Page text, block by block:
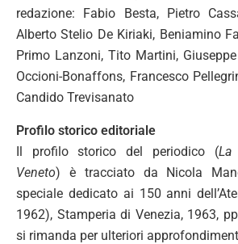
redazione: Fabio Besta, Pietro
Alberto Stelio De Kiriaki, Beniamino
Primo Lanzoni, Tito Martini,
Occioni-Bonaffons, Francesco
Candido Trevisanato
Profilo storico editoriale
Il profilo storico del periodico (La
Veneto) è tracciato da Nicola
speciale dedicato ai 150 anni
1962), Stamperia di Venezia, 1963,
si rimanda per ulteriori